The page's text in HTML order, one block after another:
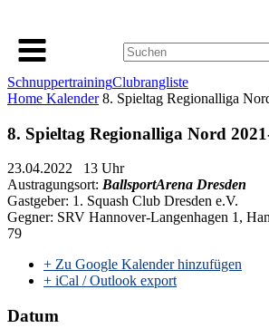
Suchen
nach:
SchnuppertrainingClubrangliste
Home Kalender 8. Spieltag Regionalliga
8. Spieltag Regionalliga Nord
23.04.2022 13 Uhr
Austragungsort: BallsportArena Dresden
Gastgeber: 1. Squash Club Dresden e.V.
Gegner: SRV Hannover-Langenhagen 1,
79
+ Zu Google Kalender hinzufügen
+ iCal / Outlook export
Datum